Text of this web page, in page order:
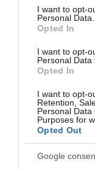
consent section.
I want to opt-
Personal Data.
Opted In
I want to opt-
Personal Data
Opted In
I want to opt-
Retention,
Personal
Purposes for
Opted Out
Google